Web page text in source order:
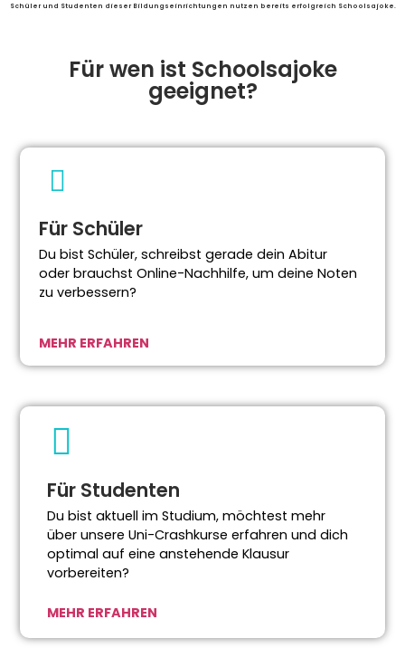
Schüler und Studenten dieser Bildungseinrichtungen nutzen bereits erfolgreich Schoolsajoke.
Für wen ist Schoolsajoke
geeignet?
Für Schüler
Du bist Schüler, schreibst gerade dein Abitur
oder brauchst Online-Nachhilfe, um deine Noten
zu verbessern?
MEHR ERFAHREN
Für Studenten
Du bist aktuell im Studium, möchtest mehr
über unsere Uni-Crashkurse erfahren und dich
optimal auf eine anstehende Klausur
vorbereiten?
MEHR ERFAHREN